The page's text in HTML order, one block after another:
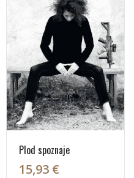
Plod spoznaje
15,93 €